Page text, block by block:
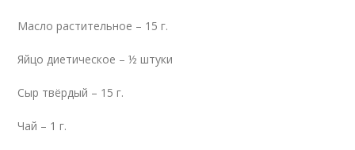
Масло растительное – 15 г.
Яйцо диетическое – ½ штуки
Сыр твёрдый – 15 г.
Чай – 1 г.